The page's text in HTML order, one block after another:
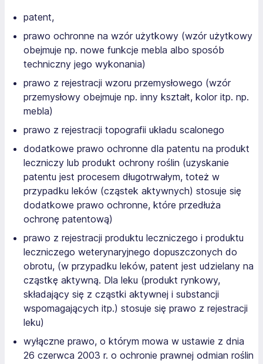
patent,
prawo ochronne na wzór użytkowy (wzór użytkowy
obejmuje np. nowe funkcje mebla albo sposób
techniczny jego wykonania)
prawo z rejestracji wzoru przemysłowego (wzór
przemysłowy obejmuje np. inny kształt, kolor itp. np.
mebla)
prawo z rejestracji topografii układu scalonego
dodatkowe prawo ochronne dla patentu na produkt
leczniczy lub produkt ochrony roślin (uzyskanie
patentu jest procesem długotrwałym, toteż w
przypadku leków (cząstek aktywnych) stosuje się
dodatkowe prawo ochronne, które przedłuża
ochronę patentową)
prawo z rejestracji produktu leczniczego i produktu
leczniczego weterynaryjnego dopuszczonych do
obrotu, (w przypadku leków, patent jest udzielany na
cząstkę aktywną. Dla leku (produkt rynkowy,
składający się z cząstki aktywnej i substancji
wspomagających itp.) stosuje się prawo z rejestracji
leku)
wyłączne prawo, o którym mowa w ustawie z dnia
26 czerwca 2003 r. o ochronie prawnej odmian roślin